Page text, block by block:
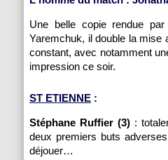
Une belle copie rendue
Yaremchuk, il double la mise
constant, avec notamment
impression ce soir.
ST ETIENNE :
Stéphane Ruffier (3):
deux premiers buts
déjouer…